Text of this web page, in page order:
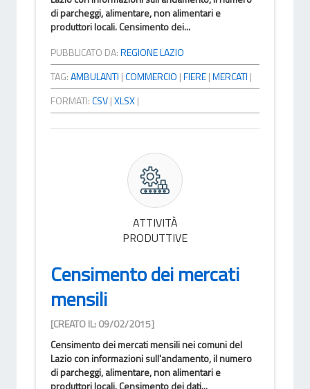
di parcheggi, alimentare, non alimentari e
produttori locali. Censimento dei...
PUBBLICATO DA:REGIONE LAZIO
TAG:AMBULANTI |COMMERCIO |FIERE|MERCATI |
FORMATI:CSV|XLSX|
ATTIVITÀ
PRODUTTIVE
Censimento dei mercati
mensili
[CREATO IL: 09/02/2015]
Censimento dei mercati mensili nei comuni del
Lazio con informazioni sull'andamento, il numero
di parcheggi, alimentare, non alimentari e
produttori locali. Censimento dei dati...